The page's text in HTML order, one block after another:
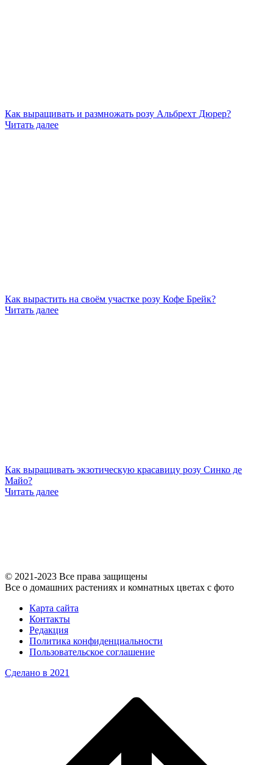
Как выращивать и размножать розу Альбрехт Дюрер?
Читать далее
Как вырастить на своём участке розу Кофе Брейк?
Читать далее
Как выращивать экзотическую красавицу розу Синко де
Майо?
Читать далее
© 2021-2023 Все права защищены
Все о домашних растениях и комнатных цветах с фото
Карта сайта
Контакты
Редакция
Политика конфиденциальности
Пользовательское соглашение
Сделано в 2021